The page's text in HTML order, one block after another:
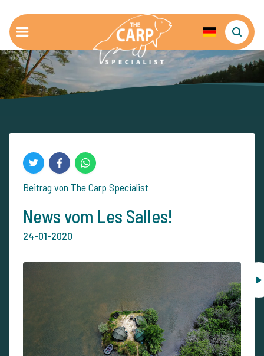
Beitrag von The Carp Specialist
News vom Les Salles!
24-01-2020